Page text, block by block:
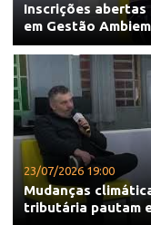
Inscrições abertas
em Gestão
23/07/2026 19:00
Mudanças
tributária pautam